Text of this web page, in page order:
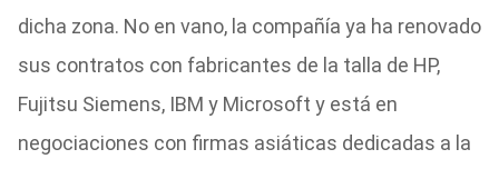
dicha zona. No en vano, la compañía ya ha renovado
sus contratos con fabricantes de la talla de HP,
Fujitsu Siemens, IBM y Microsoft y está en
negociaciones con firmas asiáticas dedicadas a la